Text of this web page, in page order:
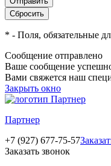
* - Поля, обязательные
Сообщение отправлено
Ваше сообщение
Вами свяжется наш
Закрыть окно
Партнер
+7 (927) 677-75-57
Заказать звонок